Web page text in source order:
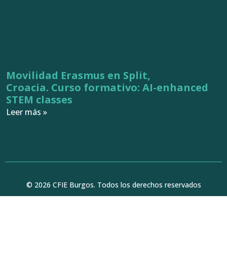
Movilidad Erasmus en Split,
Croacia. Curso formativo: AI-enhanced
STEM classes
Leer más »
© 2026 CFIE Burgos. Todos los derechos reservados